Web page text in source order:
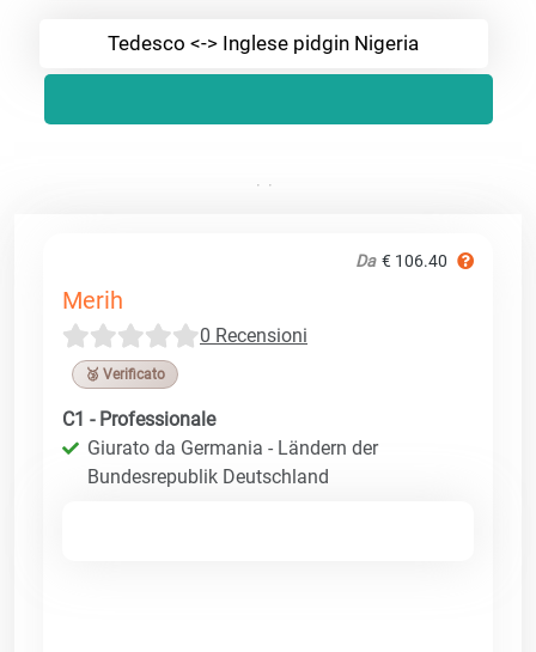
Tedesco <-> Inglese pidgin Nigeria
Da € 106.40
Merih
0 Recensioni
🥉 Verificato
C1 - Professionale
Giurato da Germania - Ländern der
Bundesrepublik Deutschland